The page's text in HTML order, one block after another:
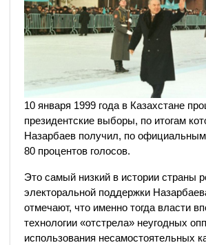
10 января 1999 года в Казахстане
президентские выборы, по итогам
Назарбаев получил, по
80 процентов голосов.
Это самый низкий в истории страны
электоральной поддержки
отмечают, что именно тогда власти
технологии «отстрела» неугодных
использования несамостоятельных